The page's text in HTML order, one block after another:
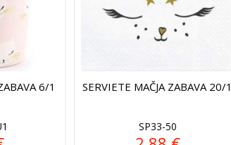
6/1 SERVIETE MAČJA ZABAVA 20/1
SP33-50